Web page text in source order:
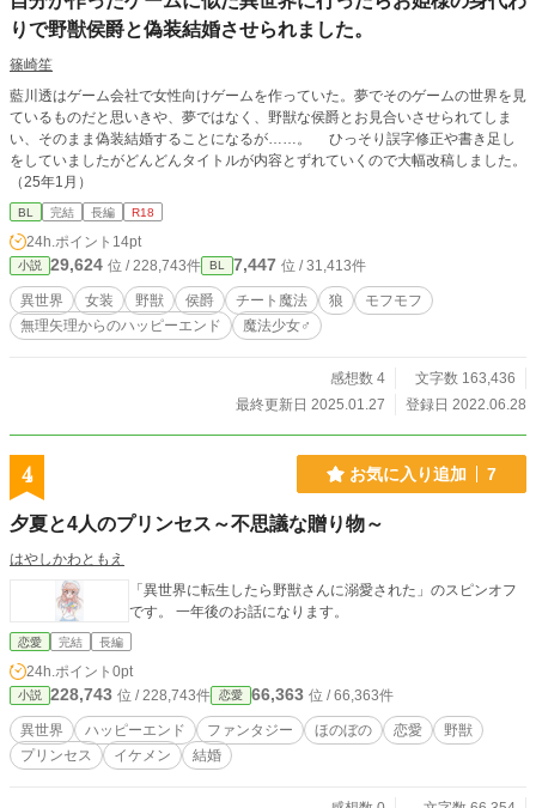
りで野獣侯爵と偽装結婚させられました。
篠崎笙
藍川透はゲーム会社で女性向けゲームを作っていた。夢でそのゲームの世界を見
ているものだと思いきや、夢ではなく、野獣な侯爵とお見合いさせられてしま
い、そのまま偽装結婚することになるが……。 ひっそり誤字修正や書き足し
をしていましたがどんどんタイトルが内容とずれていくので大幅改稿しました。
（25年1月）
BL 完結 長編 R18
24h.ポイント 14pt
小説 29,624 位 / 228,743件 BL 7,447 位 / 31,413件
異世界 女装 野獣 侯爵 チート魔法 狼
モフモフ
無理矢理からのハッピーエンド
魔法少女♂
感想数 4
文字数 163,436
最終更新日 2025.01.27
登録日 2022.06.28
4 お気に入り追加 7
夕夏と4人のプリンセス～不思議な贈り物～
はやしかわともえ
「異世界に転生したら野獣さんに溺愛された」のスピンオフ
です。 一年後のお話になります。
恋愛 完結 長編
24h.ポイント 0pt
小説 228,743 位 / 228,743件 恋愛 66,363 位 / 66,363件
異世界 ハッピーエンド ファンタジー ほのぼの 恋愛
野獣
プリンセス
イケメン 結婚